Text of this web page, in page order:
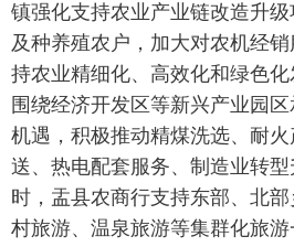
镇强化支持农业产业链改造升
及种养殖农户，加大对农机经
持农业精细化、高效化和绿色
围绕经济开发区等新兴产业园
机遇，积极推动精煤洗选、耐
送、热电配套服务、制造业转
时，盂县农商行支持东部、北
村旅游、温泉旅游等集群化旅